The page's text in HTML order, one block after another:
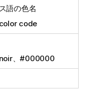
語の色名
code
、#000000